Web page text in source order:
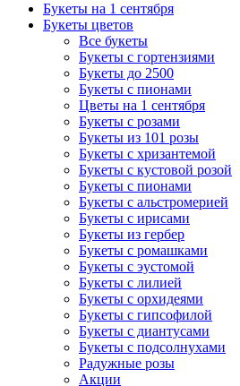
Букеты на 1 сентября
Букеты цветов
Все букеты
Букеты с гортензиями
Букеты до 2500
Букеты с пионами
Цветы на 1 сентября
Букеты с розами
Букеты из 101 розы
Букеты с хризантемой
Букеты с кустовой розой
Букеты с пионами
Букеты с альстромерией
Букеты с ирисами
Букеты из гербер
Букеты с ромашками
Букеты с эустомой
Букеты с лилией
Букеты с орхидеями
Букеты с гипсофилой
Букеты с диантусами
Букеты с подсолнухами
Радужные розы
Акции